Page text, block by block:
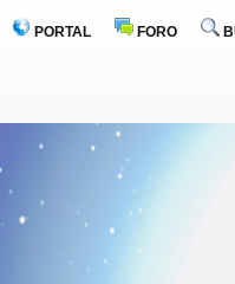
PORTAL FORO